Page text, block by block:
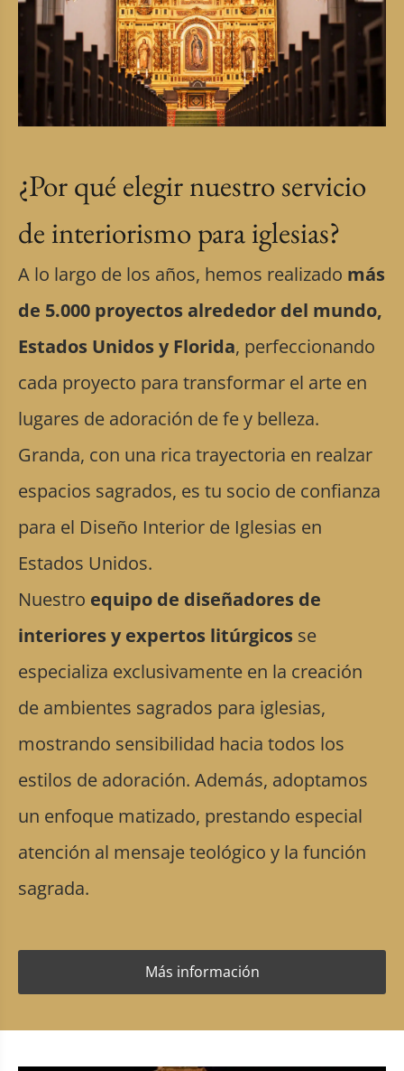
¿Por qué elegir nuestro servicio
de interiorismo para iglesias?
A lo largo de los años, hemos realizado más
de 5.000 proyectos alrededor del mundo,
Estados Unidos y Florida, perfeccionando
cada proyecto para transformar el arte en
lugares de adoración de fe y belleza.
Granda, con una rica trayectoria en realzar
espacios sagrados, es tu socio de confianza
para el Diseño Interior de Iglesias en
Estados Unidos.
Nuestro equipo de diseñadores de
interiores y expertos litúrgicos se
especializa exclusivamente en la creación
de ambientes sagrados para iglesias,
mostrando sensibilidad hacia todos los
estilos de adoración. Además, adoptamos
un enfoque matizado, prestando especial
atención al mensaje teológico y la función
sagrada.
Más información